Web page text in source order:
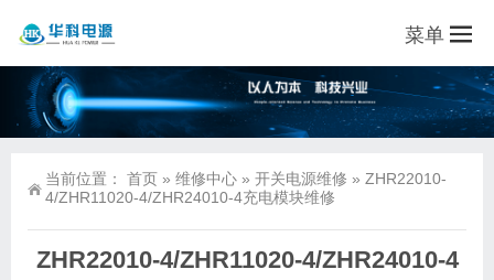
菜单
当前位置： 首页 » 维修中心 » 开关电源维修 » ZHR22010-
4/ZHR11020-4/ZHR24010-4充电模块维修
ZHR22010-4/ZHR11020-4/ZHR24010-4